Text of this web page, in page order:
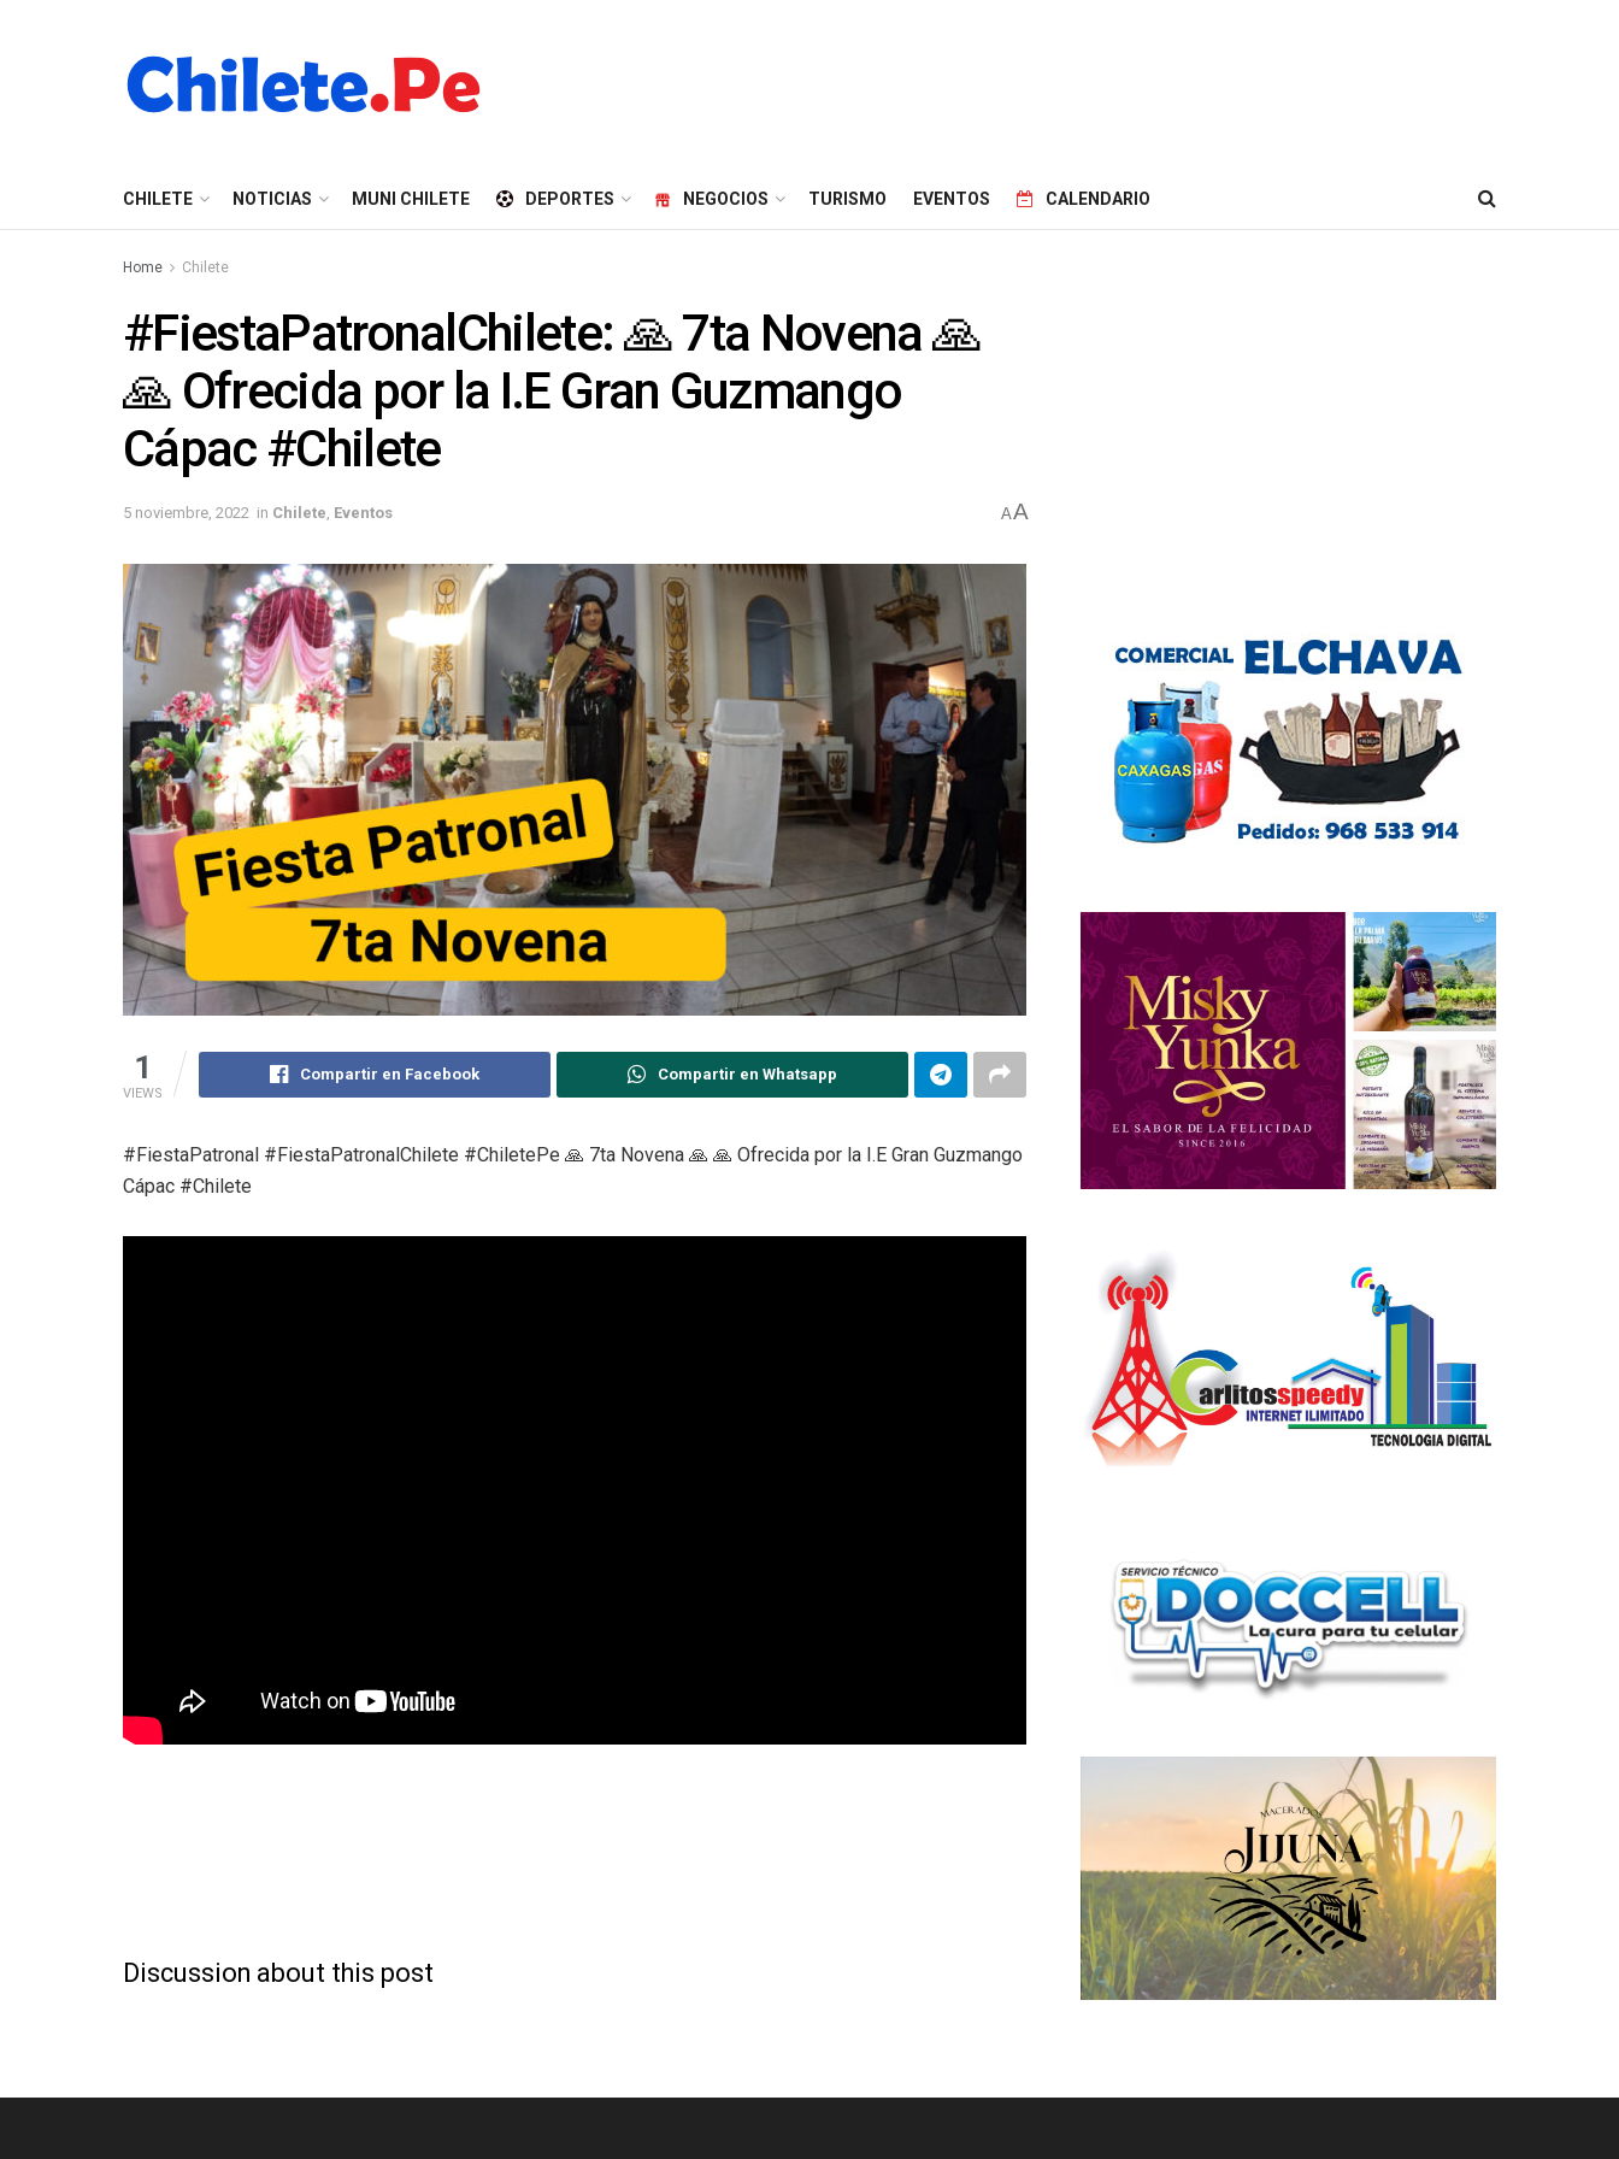
CHILETE NOTICIAS MUNI CHILETE DEPORTES NEGOCIOS TURISMO EVENTOS CALENDARIO
Home Chilete
#FiestaPatronalChilete: 🙏 7ta Novena 🙏
🙏 Ofrecida por la I.E Gran Guzmango
Cápac #Chilete
5 noviembre, 2022 in Chilete Eventos AA
1
VIEWS
Compartir en Facebook Compartir en Whatsapp
#FiestaPatronal #FiestaPatronalChilete #ChiletePe 🙏 7ta Novena 🙏 🙏 Ofrecida por la I.E Gran Guzmango
Cápac #Chilete
Discussion about this post